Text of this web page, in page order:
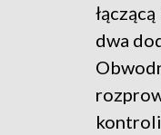
dwa
kontroli